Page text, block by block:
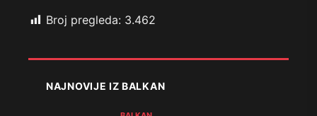
Broj pregleda: 3.462
NAJNOVIJE IZ BALKAN